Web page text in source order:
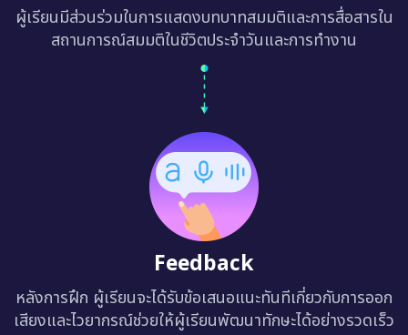
ผู้เรียนมีส่วนร่วมในการแสดงบทบาทสมมติและการสื่อสารใน
สถานการณ์สมมติในชีวิตประจำวันและการทำงาน
Feedback
หลังการฝึก ผู้เรียนจะได้รับข้อเสนอแนะทันทีเกี่ยวกับการออก
เสียงและไวยากรณ์ช่วยให้ผู้เรียนพัฒนาทักษะได้อย่างรวดเร็ว